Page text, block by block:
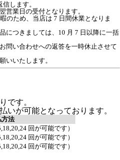
します。
営業日の受付となります。
のため、当店は 7 日間休業となりま
につきましては、10 月 7 日以降に一括
問い合わせへの返答を一時休止させて
いいたします。
です。
いが可能となっております。
方法
回が可能です）
回が可能です）
回が可能です）